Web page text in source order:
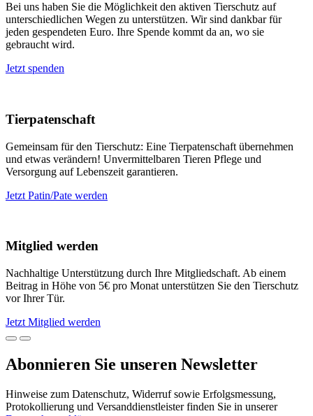
Bei uns haben Sie die Möglichkeit den aktiven Tierschutz auf
unterschiedlichen Wegen zu unterstützen. Wir sind dankbar für
jeden gespendeten Euro. Ihre Spende kommt da an, wo sie
gebraucht wird.
Jetzt spenden
Tierpatenschaft
Gemeinsam für den Tierschutz: Eine Tierpatenschaft übernehmen
und etwas verändern! Unvermittelbaren Tieren Pflege und
Versorgung auf Lebenszeit garantieren.
Jetzt Patin/Pate werden
Mitglied werden
Nachhaltige Unterstützung durch Ihre Mitgliedschaft. Ab einem
Beitrag in Höhe von 5€ pro Monat unterstützen Sie den Tierschutz
vor Ihrer Tür.
Jetzt Mitglied werden
Abonnieren Sie unseren Newsletter
Hinweise zum Datenschutz, Widerruf sowie Erfolgsmessung,
Protokollierung und Versanddienstleister finden Sie in unserer